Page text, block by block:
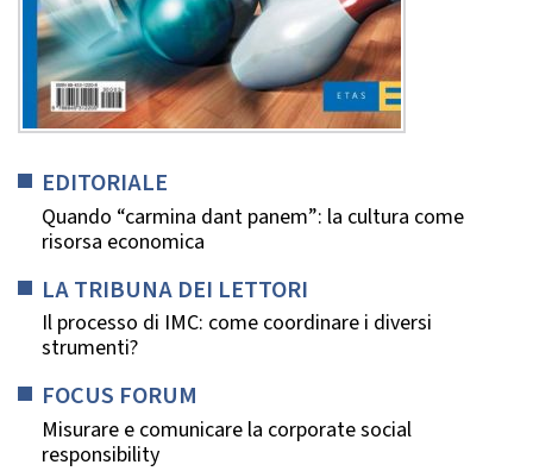
EDITORIALE
Quando “carmina dant panem”: la cultura come
risorsa economica
LA TRIBUNA DEI LETTORI
Il processo di IMC: come coordinare i diversi
strumenti?
FOCUS FORUM
Misurare e comunicare la corporate social
responsibility